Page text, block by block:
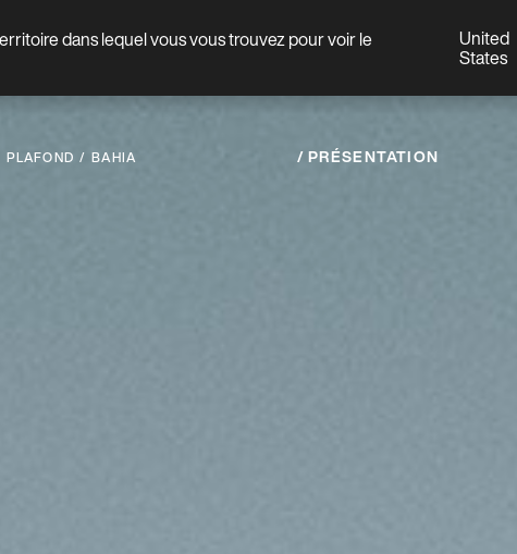
dans lequel vous vous trouvez pour voir le United
States
Professionnels
PLAFOND BAHIA PRÉSENTATION